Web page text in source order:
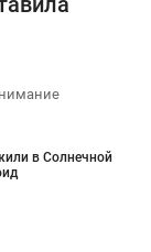
в Солнечной